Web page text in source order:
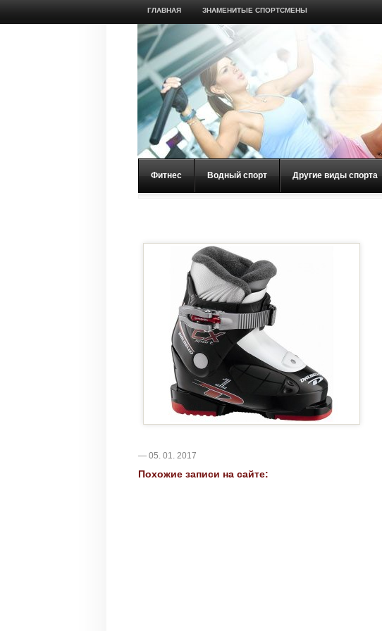
ГЛАВНАЯ ЗНАМЕНИТЫЕ СПОРТСМЕНЫ
Фитнес Водный спорт Другие виды спорта
— 05. 01. 2017
Похожие записи на сайте: